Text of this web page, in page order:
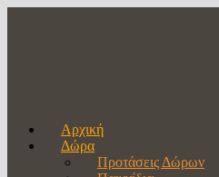
Αρχική
Δώρα
Προτάσεις Δώρων